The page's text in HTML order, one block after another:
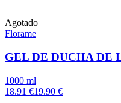
Agotado
Florame
GEL DE DUCHA DE
1000 ml
18.91 €19.90 €